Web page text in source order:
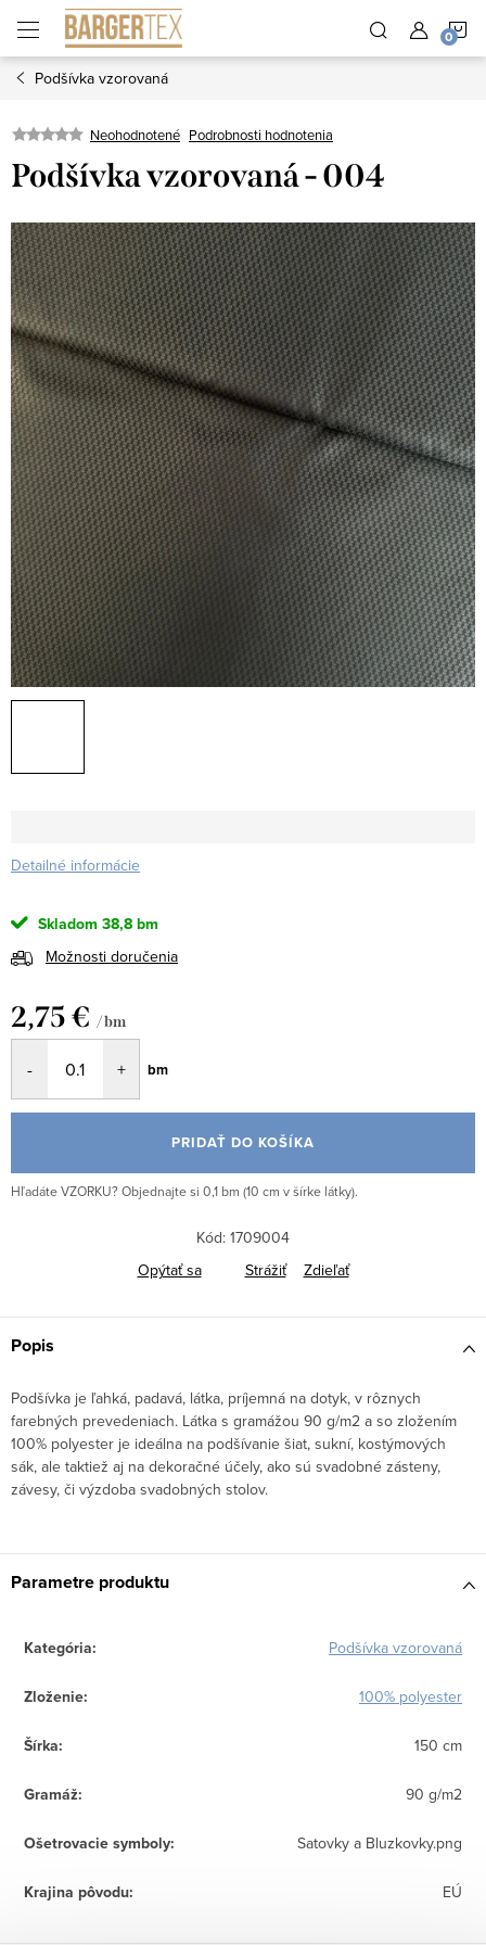
obsah
Podšívka vzorovaná
Neohodnotené Podrobnosti hodnotenia
Podšívka vzorovaná - 004
Detailné informácie
Skladom 38,8 bm
Možnosti doručenia
2,75 € / bm
cena:
bm
PRIDAŤ DO KOŠÍKA
Hľadáte VZORKU? Objednajte si 0,1 bm (10 cm v šírke látky).
Kód: 1709004
Opýtať sa
Strážiť Zdieľať
Popis
Podšívka je ľahká, padavá, látka, príjemná na dotyk, v rôznych
farebných prevedeniach. Látka s gramážou 90 g/m2 a so zložením
100% polyester je ideálna na podšívanie šiat, sukní, kostýmových
sák, ale taktiež aj na dekoračné účely, ako sú svadobné zásteny,
závesy, či výzdoba svadobných stolov.
Parametre produktu
Kategória: Podšívka vzorovaná
Zloženie: 100% polyester
Šírka: 150 cm
Gramáž: 90 g/m2
Ošetrovacie symboly: Satovky a Bluzkovky.png
Krajina pôvodu: EÚ